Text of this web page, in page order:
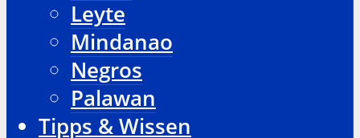
Leyte
Mindanao
Negros
Palawan
Tipps & Wissen